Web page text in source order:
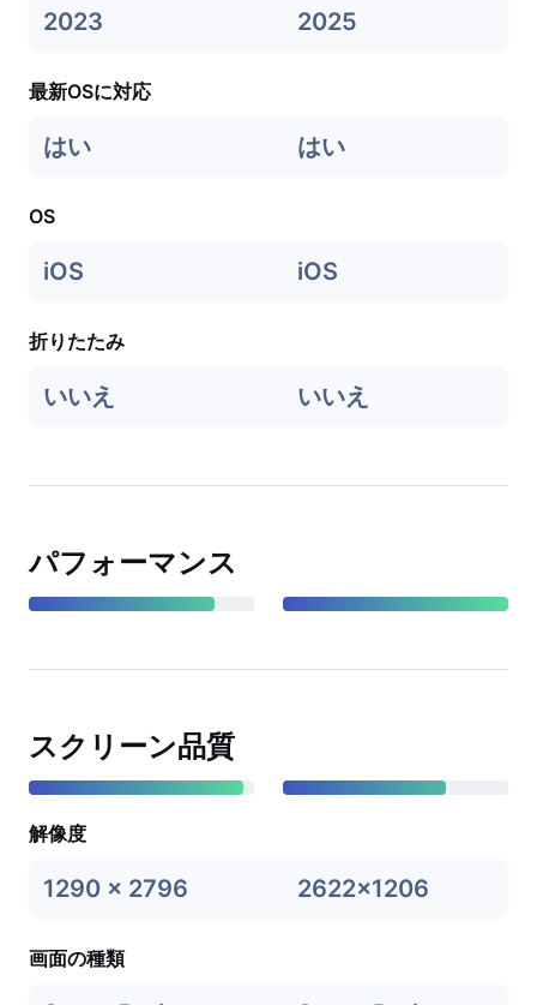
2023 2025
最新OSに対応
はい はい
OS
iOS iOS
折りたたみ
いいえ いいえ
パフォーマンス
スクリーン品質
解像度
1290 x 2796 2622x1206
画面の種類